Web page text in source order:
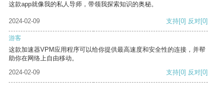
这款app就像我的私人导师，带领我探索知识的奥秘。
2024-02-09 支持[0] 反对[0]
游客
这款加速器VPM应用程序可以给你提供最高速度和安全性的连接，并帮
助你在网络上自由移动。
2024-02-09
支持[0] 反对[0]